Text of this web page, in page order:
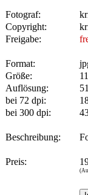
Fotograf:
Copyright:
Freigabe:
Format:
Größe:
Auflösung:
bei 72 dpi:
bei 300 dpi:
Beschreibung:
Preis: